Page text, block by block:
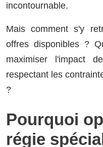
incontournable.
Mais comment s'y
offres disponibles ?
maximiser l'impact
respectant les
?
Pourquoi
régie